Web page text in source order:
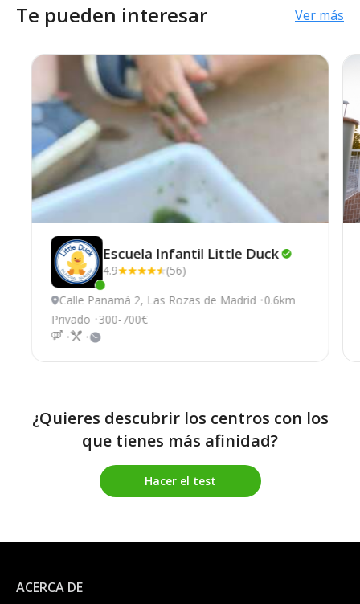
Te pueden interesar Ver más
Este centro ha estado online recientemente
Escuela Infantil Little Duck
4.9
(56)
Calle Panamá 2, Las Rozas de Madrid 0.6km
Privado
300-700€
¿Quieres descubrir los centros con los
que tienes más afinidad?
Hacer el test
ACERCA DE